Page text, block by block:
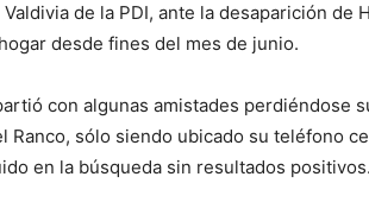
de la PDI, ante la desaparición de
desde fines del mes de junio.
con algunas amistades perdiéndose
Ranco, sólo siendo ubicado su teléfono
en la búsqueda sin resultados positivos.